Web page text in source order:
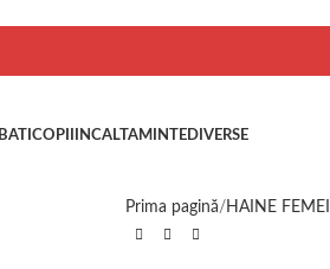
COPII INCALTAMINTEDIVERSE
Prima pagină HAINE FEMEI